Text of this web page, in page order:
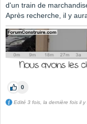
d'un train de
Après recherche, il y
0
Edité 3 fois, la dernière fois il y